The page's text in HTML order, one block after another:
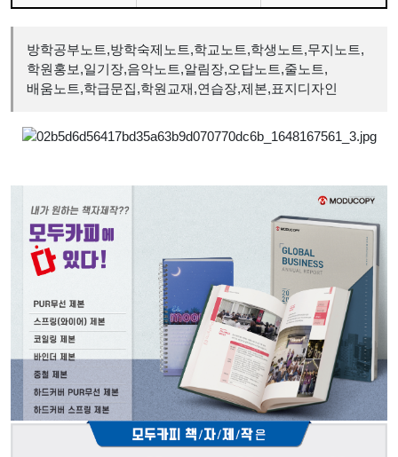
방학공부노트,방학숙제노트,학교노트,학생노트,무지노트,
학원홍보,일기장,음악노트,알림장,오답노트,줄노트,
배움노트,학급문집,학원교재,연습장,제본,표지디자인